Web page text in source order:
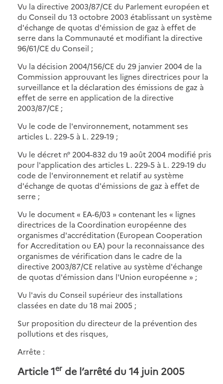
Vu la directive 2003/87/CE du Parlement européen et
du Conseil du 13 octobre 2003 établissant un système
d'échange de quotas d'émission de gaz à effet de
serre dans la Communauté et modifiant la directive
96/61/CE du Conseil ;
Vu la décision 2004/156/CE du 29 janvier 2004 de la
Commission approuvant les lignes directrices pour la
surveillance et la déclaration des émissions de gaz à
effet de serre en application de la directive
2003/87/CE ;
Vu le code de l'environnement, notamment ses
articles L. 229-5 à L. 229-19 ;
Vu le décret n° 2004-832 du 19 août 2004 modifié pris
pour l'application des articles L. 229-5 à L. 229-19 du
code de l'environnement et relatif au système
d'échange de quotas d'émissions de gaz à effet de
serre ;
Vu le document « EA-6/03 » contenant les « lignes
directrices de la Coordination européenne des
organismes d'accréditation (European Cooperation
for Accreditation ou EA) pour la reconnaissance des
organismes de vérification dans le cadre de la
directive 2003/87/CE relative au système d'échange
de quotas d'émission dans l'Union européenne » ;
Vu l'avis du Conseil supérieur des installations
classées en date du 18 mai 2005 ;
Sur proposition du directeur de la prévention des
pollutions et des risques,
Arrête :
Article 1er de l’arrêté du 14 juin 2005